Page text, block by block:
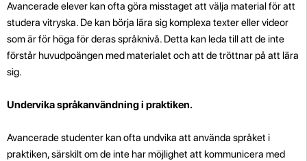
Avancerade elever kan ofta göra misstaget att välja material för att
studera vitryska. De kan börja lära sig komplexa texter eller videor
som är för höga för deras språknivå. Detta kan leda till att de inte
förstår huvudpoängen med materialet och att de tröttnar på att lära
sig.
Undervika språkanvändning i praktiken.
Avancerade studenter kan ofta undvika att använda språket i
praktiken, särskilt om de inte har möjlighet att kommunicera med